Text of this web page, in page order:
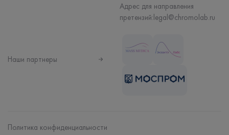
Адрес для направления
претензий:legal@chromolab.ru
Наши партнеры
Политика конфиденциальности